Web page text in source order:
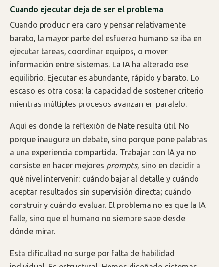
Cuando ejecutar deja de ser el problema
Cuando producir era caro y pensar relativamente
barato, la mayor parte del esfuerzo humano se iba en
ejecutar tareas, coordinar equipos, o mover
información entre sistemas. La IA ha alterado ese
equilibrio. Ejecutar es abundante, rápido y barato. Lo
escaso es otra cosa: la capacidad de sostener criterio
mientras múltiples procesos avanzan en paralelo.
Aquí es donde la reflexión de Nate resulta útil. No
porque inaugure un debate, sino porque pone palabras
a una experiencia compartida. Trabajar con IA ya no
consiste en hacer mejores prompts, sino en decidir a
qué nivel intervenir: cuándo bajar al detalle y cuándo
aceptar resultados sin supervisión directa; cuándo
construir y cuándo evaluar. El problema no es que la IA
falle, sino que el humano no siempre sabe desde
dónde mirar.
Esta dificultad no surge por falta de habilidad